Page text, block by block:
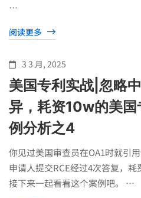
…
阅读更多
3 3 月, 2025
美国专利实战|忽略
异，耗资10w的美
例分析之4
你见过美国审查员在OA1时就引
申请人提交RCE经过4次答复，耗
接下来一起看看这个案例吧。 …